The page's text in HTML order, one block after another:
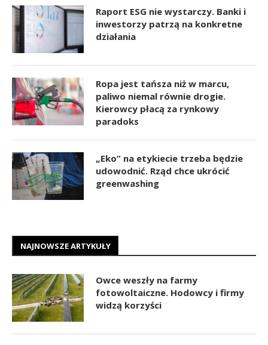
Raport ESG nie wystarczy. Banki i
inwestorzy patrzą na konkretne
działania
Ropa jest tańsza niż w marcu,
paliwo niemal równie drogie.
Kierowcy płacą za rynkowy
paradoks
„Eko” na etykiecie trzeba będzie
udowodnić. Rząd chce ukrócić
greenwashing
NAJNOWSZE ARTYKUŁY
Owce weszły na farmy
fotowoltaiczne. Hodowcy i firmy
widzą korzyści